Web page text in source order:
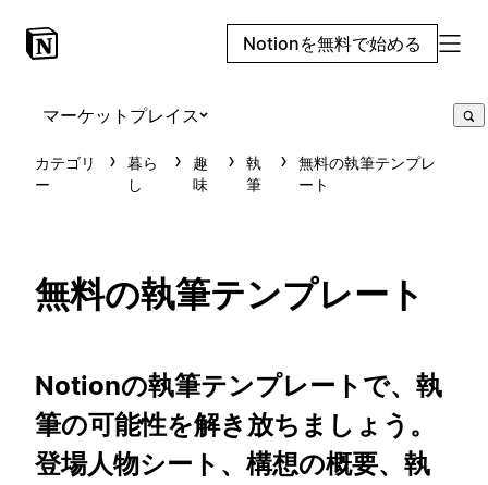
Notionを無料で始める
マーケットプレイス
カテゴリ
ー
暮ら
し
趣
味
執
筆
無料の執筆テンプレ
ート
無料の執筆テンプレート
Notionの執筆テンプレートで、執
筆の可能性を解き放ちましょう。
登場人物シート、構想の概要、執